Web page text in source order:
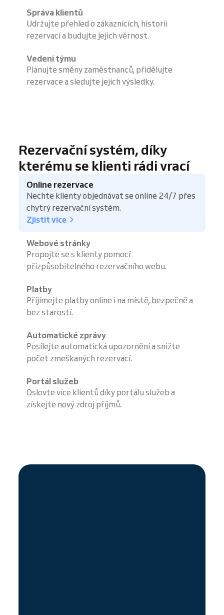
Správa klientů
Udržujte přehled o zákaznících, historii
rezervací a budujte jejich věrnost.
Vedení týmu
Plánujte směny zaměstnanců, přidělujte
rezervace a sledujte jejich výsledky.
Rezervační systém, díky
kterému se klienti rádi vrací
Online rezervace
Nechte klienty objednávat se online 24/7 přes
chytrý rezervační systém.
Zjistit více
Webové stránky
Propojte se s klienty pomocí
přizpůsobitelného rezervačního webu.
Platby
Přijímejte platby online i na místě, bezpečně a
bez starostí.
Automatické zprávy
Posílejte automatická upozornění a snižte
počet zmeškaných rezervací.
Portál služeb
Oslovte více klientů díky portálu služeb a
získejte nový zdroj příjmů.